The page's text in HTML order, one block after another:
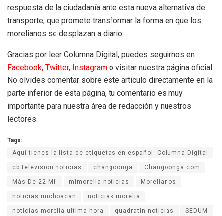
respuesta de la ciudadanía ante esta nueva alternativa de
transporte, que promete transformar la forma en que los
morelianos se desplazan a diario.
Gracias por leer Columna Digital, puedes seguirnos en
Facebook, Twitter, Instagram o visitar nuestra página oficial.
No olvides comentar sobre este articulo directamente en la
parte inferior de esta página, tu comentario es muy
importante para nuestra área de redacción y nuestros
lectores.
Tags:
Aquí tienes la lista de etiquetas en español: Columna Digital
cb television noticias changoonga Changoonga.com
Más De 22 Mil mimorelia noticias Morelianos
noticias michoacan noticias morelia
noticias morelia ultima hora quadratin noticias SEDUM